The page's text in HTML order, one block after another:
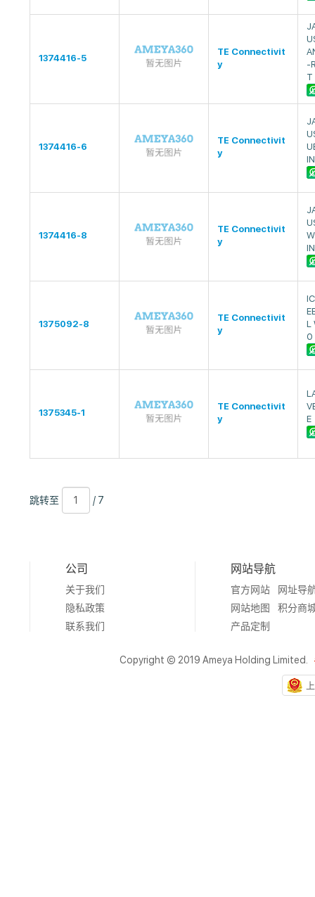
1374416-5
TE Connectivit
y
-
T
1374416-6
TE Connectivit
y
1374416-8
TE Connectivit
y
1375092-8
TE Connectivit
y
L
0
1375345-1
TE Connectivit
y
E
跳
转
跳转至
7
/ 7
公司
关于我们
隐私政策
联系我们
网站导航
官方网站
网址导
网站地图
积分商
产品定制
Copyright © 2019 Ameya Holding Limited.